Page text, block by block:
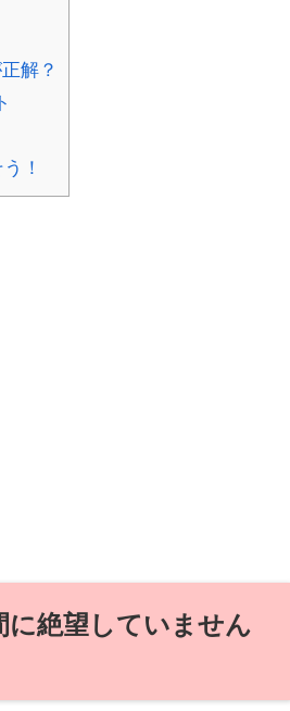
解？
！
に絶望していません